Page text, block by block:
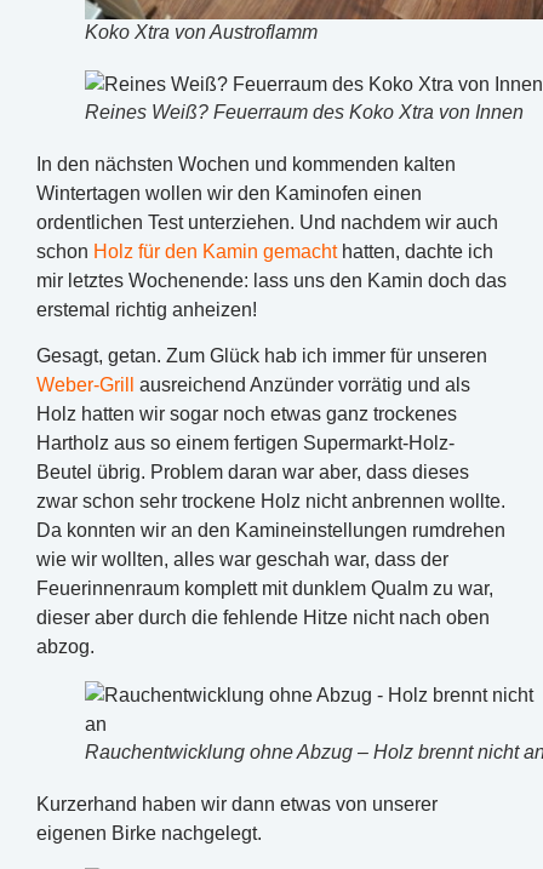
Koko Xtra von Austroflamm
Reines Weiß? Feuerraum des Koko Xtra von Innen
In den nächsten Wochen und kommenden kalten
Wintertagen wollen wir den Kaminofen einen
ordentlichen Test unterziehen. Und nachdem wir auch
schon Holz für den Kamin gemachthatten, dachte ich
mir letztes Wochenende: lass uns den Kamin doch das
erstemal richtig anheizen!
Gesagt, getan. Zum Glück hab ich immer für unseren
Weber-Grill
ausreichend Anzünder vorrätig und als
Holz hatten wir sogar noch etwas ganz trockenes
Hartholz aus so einem fertigen Supermarkt-Holz-
Beutel übrig. Problem daran war aber, dass dieses
zwar schon sehr trockene Holz nicht anbrennen wollte.
Da konnten wir an den Kamineinstellungen rumdrehen
wie wir wollten, alles war geschah war, dass der
Feuerinnenraum komplett mit dunklem Qualm zu war,
dieser aber durch die fehlende Hitze nicht nach oben
abzog.
Rauchentwicklung ohne Abzug – Holz brennt nicht
Kurzerhand haben wir dann etwas von unserer
eigenen Birke nachgelegt.